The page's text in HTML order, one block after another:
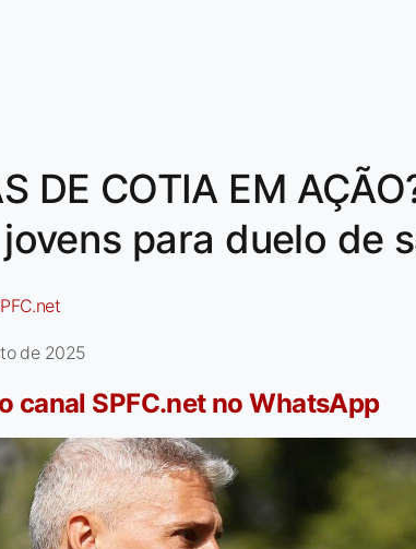
DE COTIA EM
para duelo de
de 2025
canal SPFC.net no WhatsApp